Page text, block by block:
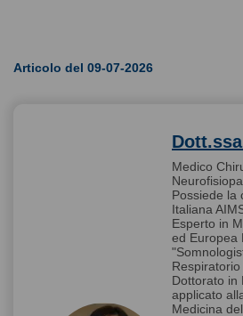
Articolo del 09-07-2026
Medico
Possiede la
Italiana
Esperto in
ed Europea
Respiratorio
Dottorato in
applicato
Medicina